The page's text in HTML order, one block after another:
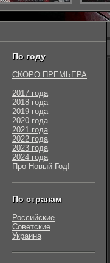
По году
СКОРО ПРЕМЬЕРА
2017 года
2018 года
2019 года
2020 года
2021 года
2022 года
2023 года
2024 года
Про Новый Год!
По странам
Российские
Советские
Украина